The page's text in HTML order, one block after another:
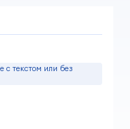
с текстом или без